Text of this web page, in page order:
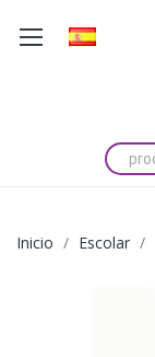
Inicio Escolar